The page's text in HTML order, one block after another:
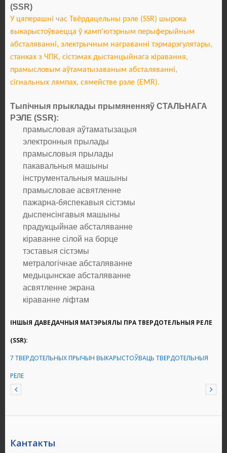
(SSR)
У цяперашні час Твёрдацельны рэле (SSR) шырока
выкарыстоўваецца ў камп'ютэрным перыферыйным
абсталяванні, электрычным награванні тэрмарэгулятары,
станках з ЧПК, сістэмах дыстанцыйнага кіравання,
прамысловым аўтаматызаваным абсталяванні,
сігнальных лямпах, сямействе рэле (EMR).
Тыпічныя прыклады прымяненняў СТАЛЬНАГА
РЭЛЕ (SSR):
прамысловая аўтаматызацыя
электронныя прылады
прамысловыя прылады
пакавальныя машыны
інструментальныя машыны
прамысловае асвятленне
пажарна-бяспекавыя сістэмы
дыспенсінгавыя машыны
прадукцыйнае абсталяванне
кіраванне сілой на борце
тэставыя сістэмы
метралогічнае абсталяванне
медыцынскае абсталяванне
асвятленне экрана
кіраванне ліфтам
ІНШЫЯ ДАВЕДАЧНЫЯ МАТЭРЫЯЛЫ ПРА ТВЕРДОТЕЛЬНЫЯ РЕЛЕ
(SSR):
7 ТВЕРДОТЕЛЬНЫХ ПРЫЧЫН ВЫКАРЫСТОЎВАЦЬ ТВЕРДОТЕЛЬНЫЯ
РЕЛЕ
Кантакты